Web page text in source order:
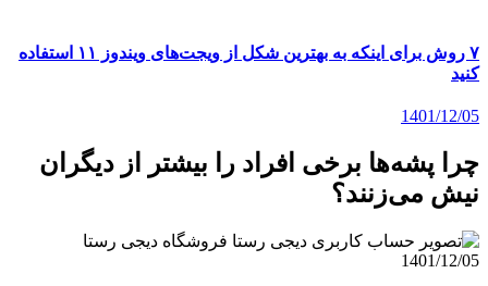
۷ روش برای اینکه به بهترین شکل از ویجت‌های ویندوز ۱۱ استفاده
کنید
1401/12/05
چرا پشه‌ها برخی افراد را بیشتر از دیگران
نیش می‌زنند؟
فروشگاه دیجی رستا
1401/12/05